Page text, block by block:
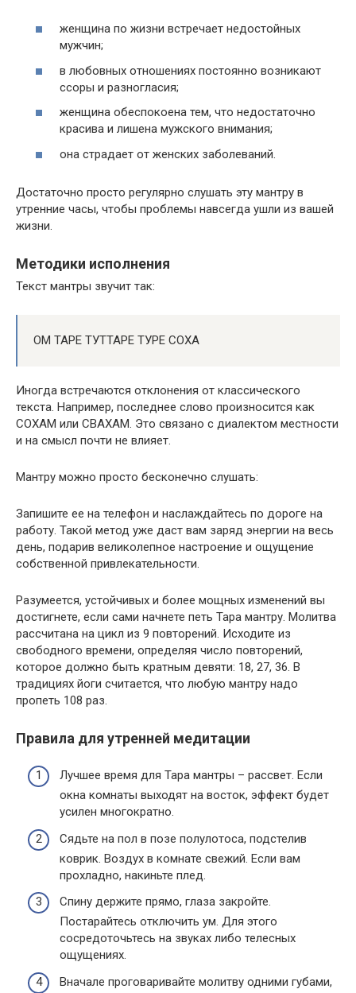
женщина по жизни встречает недостойных
мужчин;
в любовных отношениях постоянно возникают
ссоры и разногласия;
женщина обеспокоена тем, что недостаточно
красива и лишена мужского внимания;
она страдает от женских заболеваний.
Достаточно просто регулярно слушать эту мантру в
утренние часы, чтобы проблемы навсегда ушли из вашей
жизни.
Методики исполнения
Текст мантры звучит так:
ОМ ТАРЕ ТУТТАРЕ ТУРЕ СОХА
Иногда встречаются отклонения от классического
текста. Например, последнее слово произносится как
СОХАМ или СВАХАМ. Это связано с диалектом местности
и на смысл почти не влияет.
Мантру можно просто бесконечно слушать:
Запишите ее на телефон и наслаждайтесь по дороге на
работу. Такой метод уже даст вам заряд энергии на весь
день, подарив великолепное настроение и ощущение
собственной привлекательности.
Разумеется, устойчивых и более мощных изменений вы
достигнете, если сами начнете петь Тара мантру. Молитва
рассчитана на цикл из 9 повторений. Исходите из
свободного времени, определяя число повторений,
которое должно быть кратным девяти: 18, 27, 36. В
традициях йоги считается, что любую мантру надо
пропеть 108 раз.
Правила для утренней медитации
Лучшее время для Тара мантры – рассвет. Если
окна комнаты выходят на восток, эффект будет
усилен многократно.
Сядьте на пол в позе полулотоса, подстелив
коврик. Воздух в комнате свежий. Если вам
прохладно, накиньте плед.
Спину держите прямо, глаза закройте.
Постарайтесь отключить ум. Для этого
сосредоточьтесь на звуках либо телесных
ощущениях.
Вначале проговаривайте молитву одними губами,